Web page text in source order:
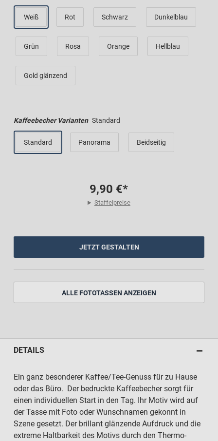
Weiß Rot Schwarz Dunkelblau
Grün Rosa Orange Hellblau
Gold glänzend
Kaffeebecher Varianten Standard
Standard Panorama Beidseitig
9,90 €*
Staffelpreise
JETZT GESTALTEN
ALLE FOTOTASSEN ANZEIGEN
DETAILS
Ein ganz besonderer Kaffee/Tee-Genuss für zu Hause
oder das Büro. Der bedruckte Kaffeebecher sorgt für
einen individuellen Start in den Tag. Ihr Motiv wird auf
der Tasse mit Foto oder Wunschnamen gekonnt in
Szene gesetzt. Der brillant glänzende Aufdruck und die
extreme Haltbarkeit des Motivs durch den Thermo-